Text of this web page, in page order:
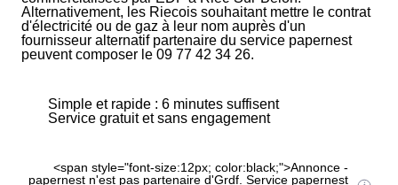
Alternativement, les Riecois souhaitant mettre le contrat
d'électricité ou de gaz à leur nom auprès d'un
fournisseur alternatif partenaire du service papernest
peuvent composer le 09 77 42 34 26.
Simple et rapide : 6 minutes suffisent
Service gratuit et sans engagement
<span style="font-size:12px; color:black;">Annonce -
papernest n'est pas partenaire d'Grdf. Service papernest